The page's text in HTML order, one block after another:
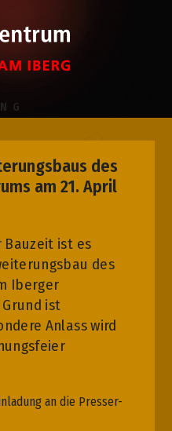
des
am 21. April
Bauzeit ist es
des
Iberger
ist
Anlass wird
an die Presser-